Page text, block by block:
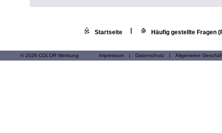
Startseite Häufig gestellte Fragen
© 2026 COLOR Werbung Impressum | Datenschutz | Allgemeine